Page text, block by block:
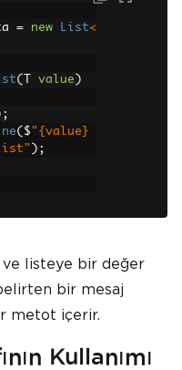
= new List<
( value )
( $ "{value}
list" );
ve listeye bir değer
bir mesaj
metot içerir.
Kullanımı